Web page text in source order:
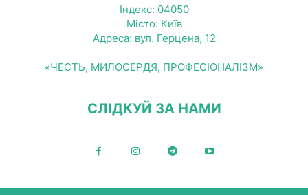
Індекс: 04050
Місто: Київ
Адреса: вул. Герцена, 12
«ЧЕСТЬ, МИЛОСЕРДЯ, ПРОФЕСІОНАЛІЗМ»
СЛІДКУЙ ЗА НАМИ